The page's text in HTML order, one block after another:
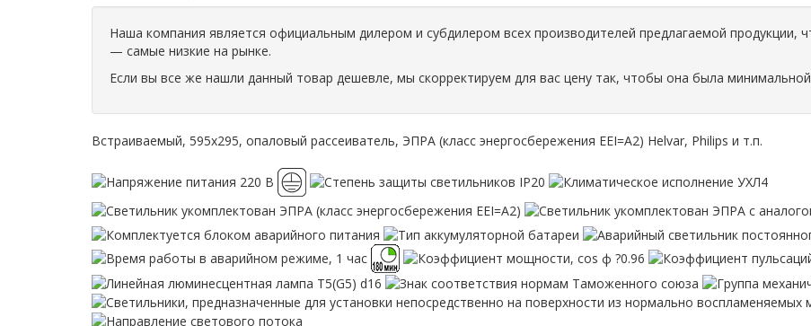
Наша компания является официальным дилером и субдилером всех производителей предлагаемой продукции,
— самые низкие на рынке.
Если вы все же нашли данный товар дешевле, мы скорректируем для вас цену так, чтобы она была
Встраиваемый, 595х295, опаловый рассеиватель, ЭПРА (класс энергосбережения EEI=A2) Helvar, Philips и т.п.